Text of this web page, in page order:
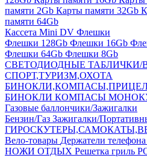
памяти 2Gb Карты памяти 32Gb
памяти 64Gb
Кассета Mini DV Флешки
Флешки 128Gb Флешки 16Gb
Флешки 64Gb Флешки 8Gb
СВЕТОДИОДНЫЕ ТАБЛИЧКИ/
СПОРТ,ТУРИЗМ,ОХОТА
БИНОКЛИ КОМПАСЫ
Газовые баллончики/Зажигалки
Бензин/Газ Зажигалки/
Вело-товары Держатели
НОЖИ ОТДЫХ Решетка гриль